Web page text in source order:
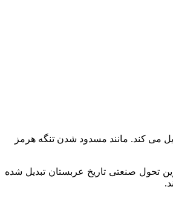
می کند. مانند مسدود شدن تنگه هرمز
تحول صنعتی تاریخ عربستان تبدیل شده